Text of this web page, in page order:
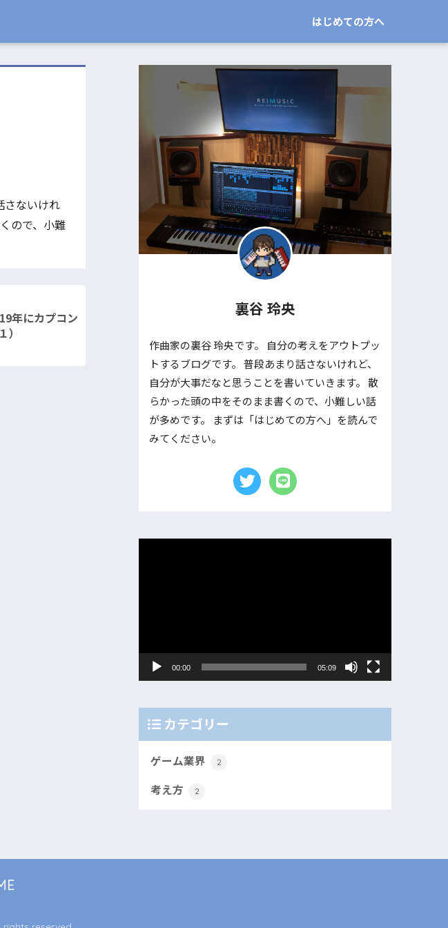
はじめての方へ
さないけれ
ので、小難
年にカプコン
裏谷 玲央
作曲家の裏谷 玲央です。 自分の考えをアウトプッ
トするブログです。 普段あまり話さないけれど、
自分が大事だなと思うことを書いていきます。 散
らかった頭の中をそのまま書くので、小難しい話
が多めです。 まずは「はじめての方へ」を読んで
みてください。
00:00 05:09
カテゴリー
ゲーム業界 2
考え方 2